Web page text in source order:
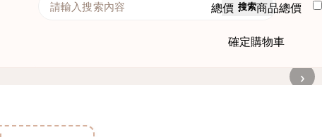
總價： 商品總價
確定購物車
搜索
›